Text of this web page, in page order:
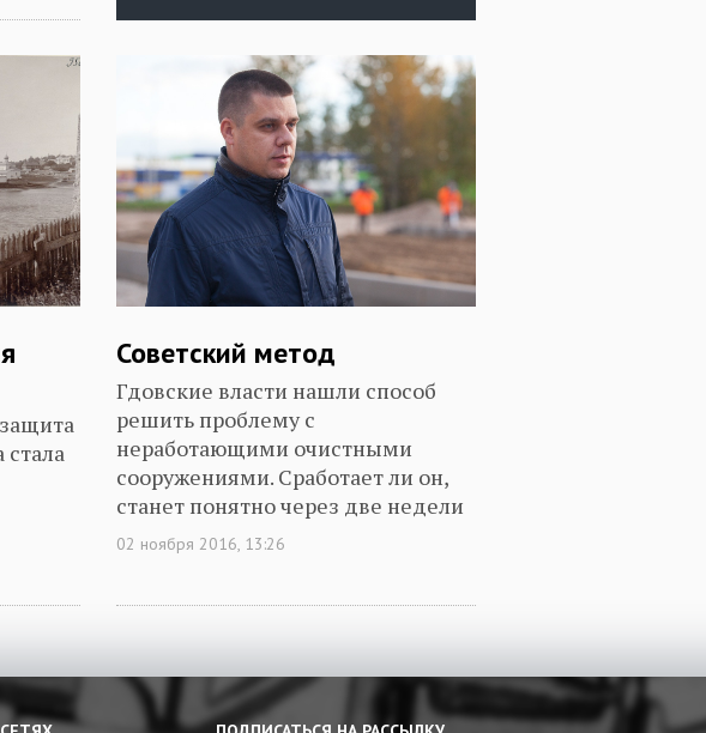
стала
Советский метод
Гдовские власти нашли способ
решить проблему с
неработающими очистными
сооружениями. Сработает ли он,
станет понятно через две недели
02 ноября 2016, 13:26